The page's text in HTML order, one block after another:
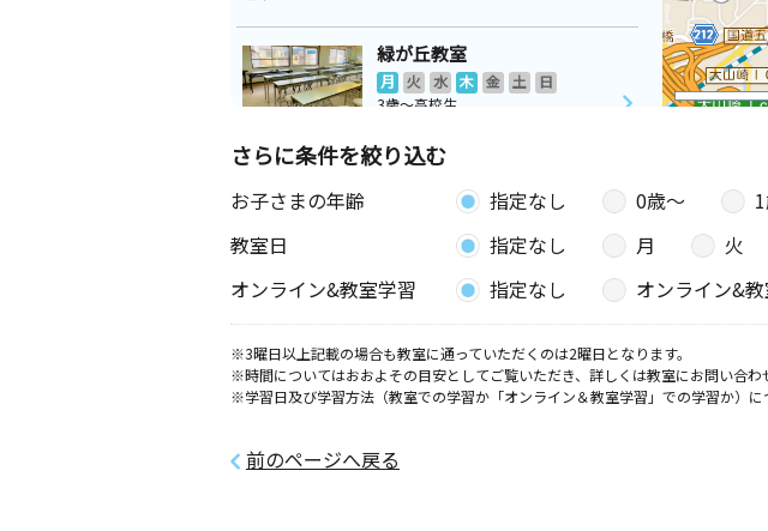
緑が丘教室
月 火 水 木 金 土
日
3歳～高校生
階
長岡天神教室
木 金 土
日
京都府長岡京市開田３丁目３－１２ 氷川ビル２
階
開田教室
月 火 水 木 金 土
日
ビル２階
さらに条件を絞り込む
お子さまの年齢 指定なし 0歳〜
教室日
指定なし 月 火
オンライン&教室学習
指定なし オンライン&
※3曜日以上記載の場合も教室に通っていただくのは2曜日となります。
※時間についてはおおよその目安としてご覧いただき、詳しくは教室にお問い合
※学習日及び学習方法（教室での学習か「オンライン＆教室学習」での学習か）
前のページへ戻る